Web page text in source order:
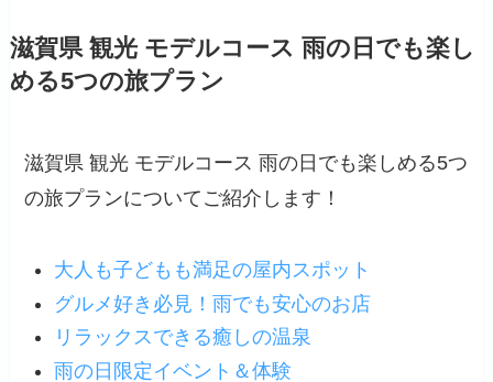
滋賀県 観光 モデルコース 雨の日でも楽し
める5つの旅プラン
滋賀県 観光 モデルコース 雨の日でも楽しめる5つ
の旅プランについてご紹介します！
大人も子どもも満足の屋内スポット
グルメ好き必見！雨でも安心のお店
リラックスできる癒しの温泉
雨の日限定イベント＆体験